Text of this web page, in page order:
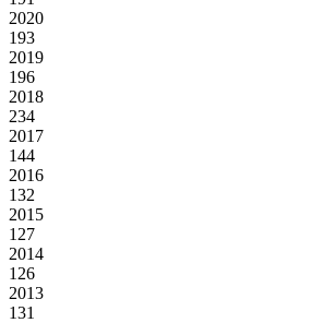
2020
193
2019
196
2018
234
2017
144
2016
132
2015
127
2014
126
2013
131